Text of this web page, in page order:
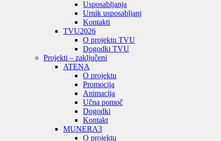
Usposabljanja
Urnik usposabljanj
Kontakti
TVU2026
O projektu TVU
Dogodki TVU
Projekti – zaključeni
ATENA
O projektu
Promocija
Animacija
Učna pomoč
Dogodki
Kontakt
MUNERA3
O projektu